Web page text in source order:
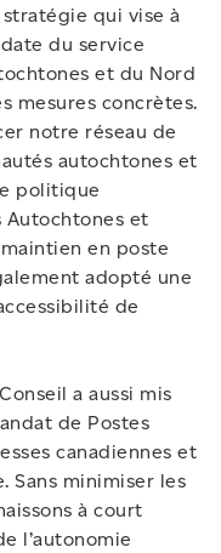
qui vise à
du service
et du Nord
mesures concrètes.
notre réseau de
autochtones et
politique
Autochtones et
en poste
adopté une
de
a aussi mis
de Postes
canadiennes et
Sans minimiser les
à court
l’autonomie